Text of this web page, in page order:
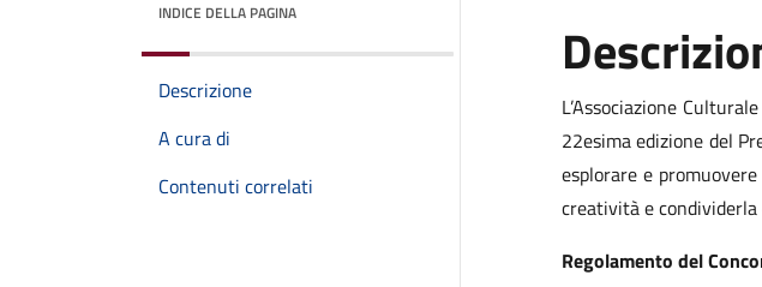
INDICE DELLA PAGINA
Descrizione
A cura di
Contenuti correlati
L’Associazione
22esima edizione del
esplorare e
creatività e condividerla
Regolamento del